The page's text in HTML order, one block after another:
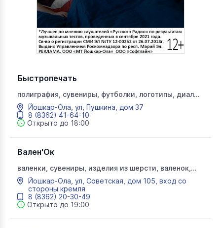
Быстропечать
полиграфия, сувениры, футболки, логотипы, диал
плюс
Йошкар-Ола, ул, Пушкина, дом 37
8 (8362) 41-64-10
Открыто до 18:00
Вален'Ок
валенки, сувениры, изделия из шерсти, валенок,
марийские сувениры, товары национальных ремесел,
головные уборы, шейные уборы, варежки
Йошкар-Ола, ул, Советская, дом 105, вход со
стороны кремля
8 (8362) 20-30-49
Открыто до 19:00